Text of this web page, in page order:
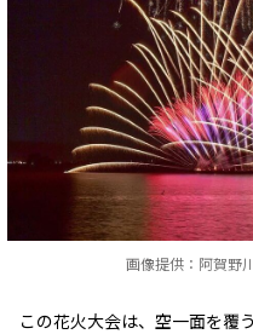
画像提供：阿賀野
この花火大会は、空一面を覆